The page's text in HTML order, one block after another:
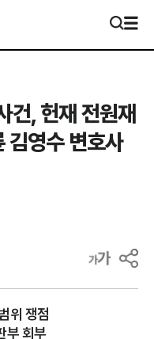
건, 헌재 전원재
영수 변호사
위 쟁점
부 회부